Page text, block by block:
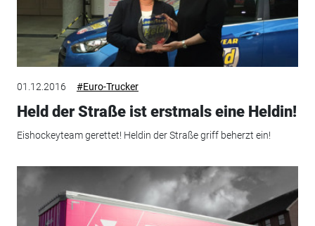
01.12.2016 #Euro-Trucker
Held der Straße ist erstmals eine Heldin!
Eishockeyteam gerettet! Heldin der Straße griff beherzt ein!